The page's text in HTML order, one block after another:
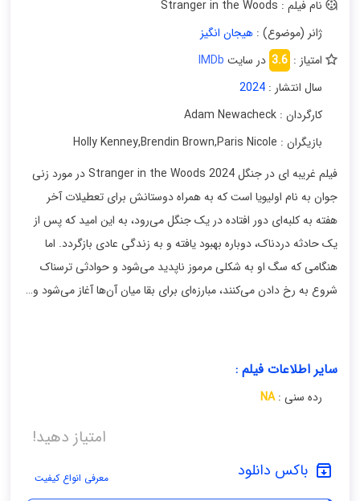
نام فیلم : Stranger in the Woods
ژانر (موضوع) :هیجان انگیز
امتیاز : 3.6 در سایت IMDb
سال انتشار :2024
کارگردان : Adam Newacheck
بازیگران : Holly Kenney
,Brendin Brown,Paris Nicole
فیلم غریبه ای در جنگل Stranger in the Woods 2024 در مورد زنی
جوان به نام اولیویا است که به همراه دوستانش برای تعطیلات آخر
هفته به کلبه‌ای دور افتاده در یک جنگل می‌رود، به این امید که پس از
یک حادثه دردناک، دوباره بهبود یافته و به زندگی عادی بازگردد. اما
هنگامی که سگ او به شکلی مرموز ناپدید می‌شود و حوادثی ترسناک
شروع به رخ دادن می‌کنند، مبارزه‌ای برای بقا میان آن‌ها آغاز می‌شود و…
سایر اطلاعات فیلم :
رده سنی :NA
امتیاز دهید!
باکس دانلود معرفی انواع کیفیت